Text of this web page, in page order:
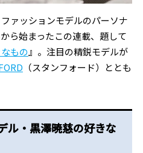
ァッションモデルのパーソナ
ら始まったこの連載、題して
もの』。注目の精鋭モデルが
（スタンフォード）ととも
ル・黒澤暁慈の好きな